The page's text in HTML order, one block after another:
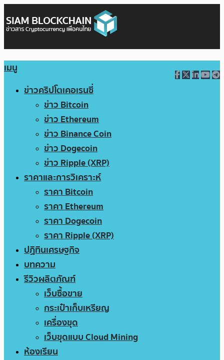
เมนู
ข่าวคริปโตเคอเรนซี่
ข่าว Bitcoin
ข่าว Ethereum
ข่าว Binance Coin
ข่าว Dogecoin
ข่าว Ripple (XRP)
ราคาและการวิเคราะห์
ราคา Bitcoin
ราคา Ethereum
ราคา Dogecoin
ราคา Ripple (XRP)
ปฏิทินเศรษฐกิจ
บทความ
รีวิวผลิตภัณฑ์
เว็บซื้อขาย
กระเป๋าเก็บเหรียญ
เครื่องขุด
เว็บขุดแบบ Cloud Mining
ห้องเรียน